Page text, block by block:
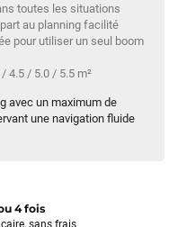
toutes les situations
au planning facilité
pour utiliser un seul boom
4.5 / 5.0 / 5.5 m²
avec un maximum de
une navigation fluide
4 fois
sans frais